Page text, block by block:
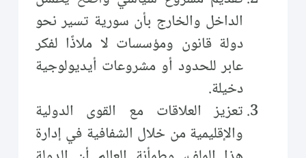
الداخل والخارج بأن سورية تسير نحو
دولة قانون ومؤسسات لا ملاذًا لفكر
عابر للحدود أو مشروعات أيديولوجية
دخيلة.
تعزيز العلاقات مع القوى الدولية
والإقليمية من خلال الشفافية في إدارة